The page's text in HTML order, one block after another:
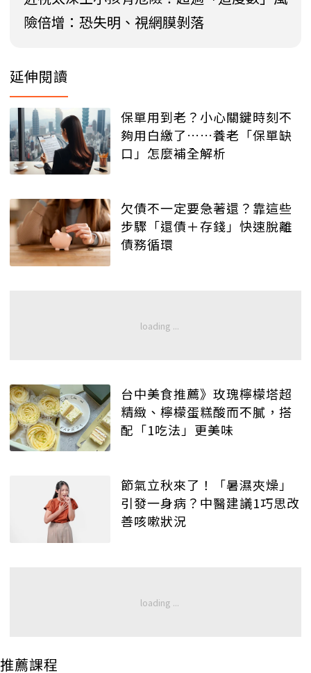
險倍增：恐失明、視網膜剝落
延伸閱讀
保單用到老？小心關鍵時刻不
夠用白繳了……養老「保單缺
口」怎麼補全解析
欠債不一定要急著還？靠這些
步驟「還債＋存錢」快速脫離
債務循環
台中美食推薦》玫瑰檸檬塔超
精緻、檸檬蛋糕酸而不膩，搭
配「1吃法」更美味
節氣立秋來了！「暑濕夾燥」
引發一身病？中醫建議1巧思改
善咳嗽狀況
推薦課程